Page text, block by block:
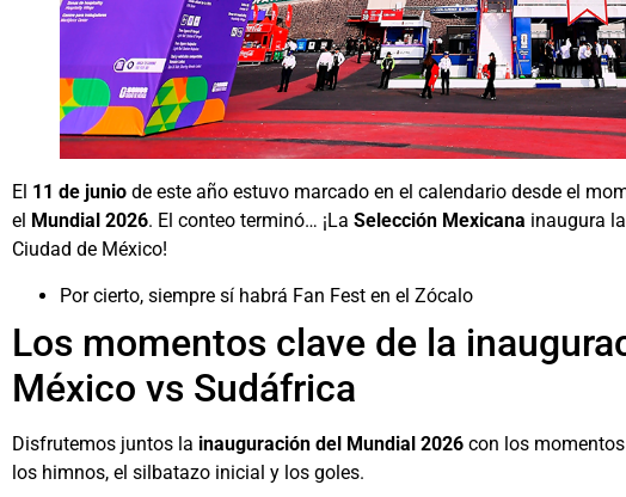
El 11 de junio de este año estuvo marcado en el calendario desde el
el Mundial 2026. El conteo terminó… ¡La Selección Mexicana inaugura
Ciudad de México!
Por cierto, siempre sí habrá Fan Fest en el Zócalo
Los momentos clave de la
México vs Sudáfrica
Disfrutemos juntos la inauguración del Mundial 2026 con los
los himnos, el silbatazo inicial y los goles.